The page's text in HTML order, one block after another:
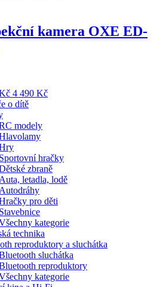
kamera OXE ED-
4 490 Kč
o dítě
modely
Sportovní hračky
zbraně
Auta, letadla, lodě
Autodráhy
pro děti
Stavebnice
kategorie
technika
reproduktory a sluchátka
sluchátka
reproduktory
kategorie